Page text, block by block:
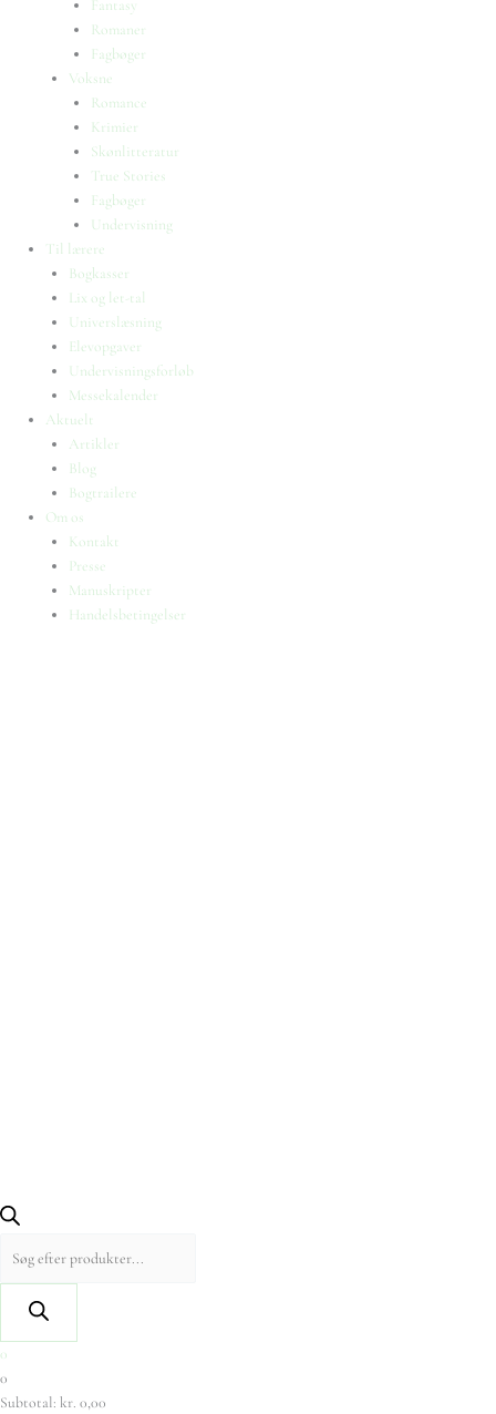
Fantasy
Romaner
Fagbøger
Voksne
Romance
Krimier
Skønlitteratur
True Stories
Fagbøger
Undervisning
Til lærere
Bogkasser
Lix og let-tal
Universlæsning
Elevopgaver
Undervisningsforløb
Messekalender
Aktuelt
Artikler
Blog
Bogtrailere
Om os
Kontakt
Presse
Manuskripter
Handelsbetingelser
0
0
Subtotal: kr. 0,00